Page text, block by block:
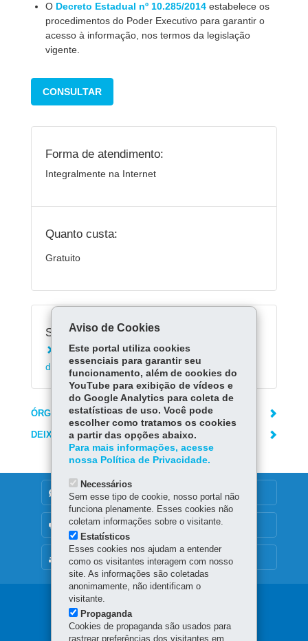
O Decreto Estadual nº 10.285/2014 estabelece os
procedimentos do Poder Executivo para garantir o
acesso à informação, nos termos da legislação
vigente.
CONSULTAR
Forma de atendimento:
Integralmente na Internet
Quanto custa:
Gratuito
Serviços Relacionados:
Registrar solicitação na ouvidoria do Estado
do Paraná
ÓRGÃO RESPONSÁVEL
DEIXE SUA OPINIÃO
MAPA DO SITE
DENUNCIE CORRUPÇÃO
OUVIDORIA
Navegação
principal
Aviso de Cookies
Este portal utiliza cookies
essenciais para garantir seu
funcionamento, além de cookies do
YouTube para exibição de vídeos e
do Google Analytics para coleta de
estatísticas de uso. Você pode
escolher como tratamos os cookies
a partir das opções abaixo.
Para mais informações, acesse
nossa Política de Privacidade.
Necessários
Sem esse tipo de cookie, nosso portal não
funciona plenamente. Esses cookies não
coletam informações sobre o visitante.
Estatísticos
Esses cookies nos ajudam a entender
como os visitantes interagem com nosso
site. As informações são coletadas
anonimamente, não identificam o
visitante.
Propaganda
Cookies de propaganda são usados para
rastrear preferências dos visitantes em